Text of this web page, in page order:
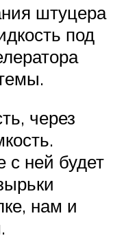
штуцера
под
через
с ней будет
нам и